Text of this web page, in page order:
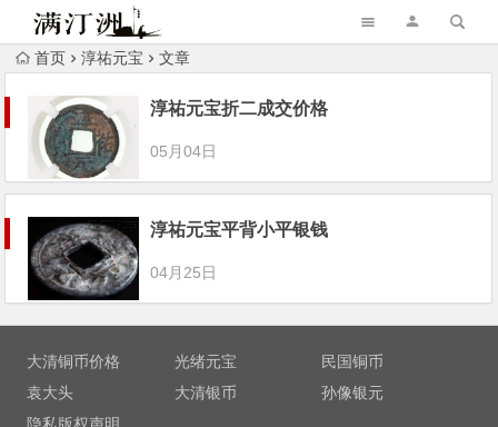
首页 淳祐元宝 文章
淳祐元宝折二成交价格
05月04日
淳祐元宝平背小平银钱
04月25日
大清铜币价格 光绪元宝
民国铜币
袁大头
大清银币
孙像银元